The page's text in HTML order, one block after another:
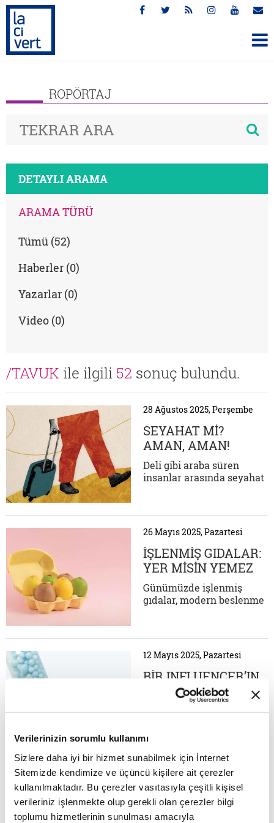
Verilerinizin sorumlu kullanımı
Sizlere daha iyi bir hizmet sunabilmek için İnternet
Sitemizde kendimize ve üçüncü kişilere ait çerezler
kullanılmaktadır. Bu çerezler vasıtasıyla çeşitli kişisel
verileriniz işlenmekte olup gerekli olan çerezler bilgi
toplumu hizmetlerinin sunulması amacıyla
ROPÖRTAJ
DETAYLI ARAMA
ARAMA TÜRÜ
Tümü (52)
Haberler (0)
Yazarlar (0)
Video (0)
/TAVUK ile ilgili 52 sonuç bulundu.
28 Ağustos 2025, Perşembe
SEYAHAT Mİ?
AMAN, AMAN!
Deli gibi araba süren
insanlar arasında seyahat
beldesine ulaşmanın da
bizim aile için en kolay (ve
ucuz) yolu otomobil! Sağ-
sol işaret kolunu
hayatında hiç
kullanmamış insanlar
arasında şoförlük
yapmak...
26 Mayıs 2025, Pazartesi
İŞLENMİŞ GIDALAR:
YER MİSİN YEMEZ
MİSİN?
Günümüzde işlenmiş
gıdalar, modern beslenme
haline geldi. Ancak bu
gıdalar, çoğu zaman yanlış
bilgiler ve önyargılar
nedeniyle haksız bir
şekilde eleştiriliyor.
İşlenmiş gıdaların ne
olduğu, ne olmadığı, sağlık
12 Mayıs 2025, Pazartesi
BİR INFLUENCER’IN
MÜKEMMEL
GÜNÜ(!)*
07.00 Günaydın, günaydın,
saatlerinde uyanmanın
gerçekten, günü dolu dolu
geçirebilirim. Yataktan
çıkmadan şöyle bir sosyal
medyaya göz gezdirelim.
Evet telefonu uyurken
21 Mart 2025, Cuma
GEZEN TAVUK MU
ORGANİK TAVUK